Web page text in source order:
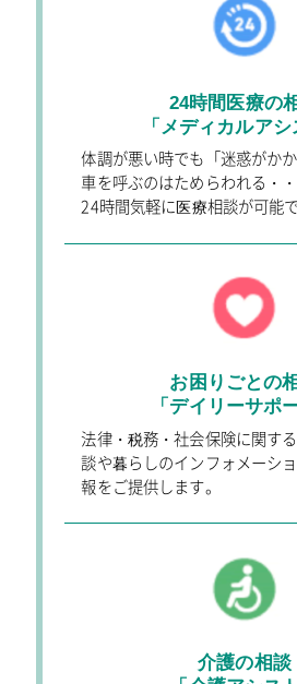
24時間医療の
「メディカルアシ
体調が悪い時でも「迷惑がか
車を呼ぶのはためらわれる・・
24時間気軽に医療相談が可能で
お困りごとの
「デイリーサポ
法律・税務・社会保険に関す
談や暮らしのインフォメーシ
報をご提供します。
介護の相談